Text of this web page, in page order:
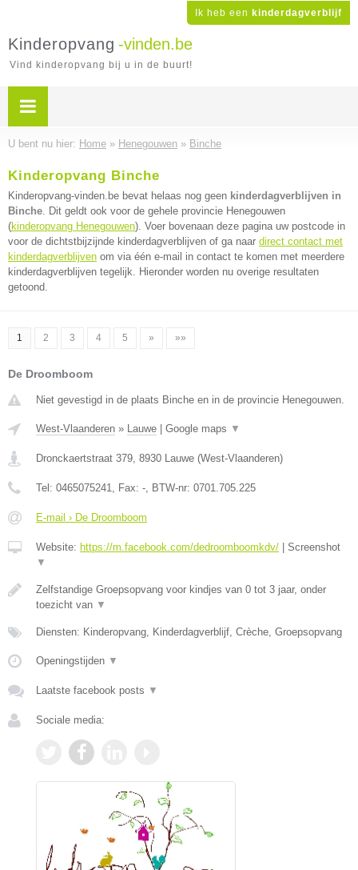
Ik heb een kinderdagverblijf
Kinderopvang -vinden.be
Vind kinderopvang bij u in de buurt!
U bent nu hier: Home » Henegouwen » Binche
Kinderopvang Binche
Kinderopvang-vinden.be bevat helaas nog geen kinderdagverblijven in
Binche. Dit geldt ook voor de gehele provincie Henegouwen
(kinderopvang Henegouwen). Voer bovenaan deze pagina uw postcode in
voor de dichtstbijzijnde kinderdagverblijven of ga naar direct contact met
kinderdagverblijven om via één e-mail in contact te komen met meerdere
kinderdagverblijven tegelijk. Hieronder worden nu overige resultaten
getoond.
1 2 3 4 5 » »»
De Droomboom
Niet gevestigd in de plaats Binche en in de provincie Henegouwen.
West-Vlaanderen » Lauwe Google maps ▼
Dronckaertstraat 379, 8930 Lauwe (West-Vlaanderen)
Tel: 0465075241, Fax: -, BTW-nr: 0701.705.225
E-mail › De Droomboom
Website: https://m.facebook.com/dedroomboomkdv/
Screenshot
▼
Zelfstandige Groepsopvang voor kindjes van 0 tot 3 jaar, onder
toezicht van ▼
Diensten: Kinderopvang, Kinderdagverblijf, Crèche, Groepsopvang
Openingstijden ▼
Laatste facebook posts ▼
Sociale media: